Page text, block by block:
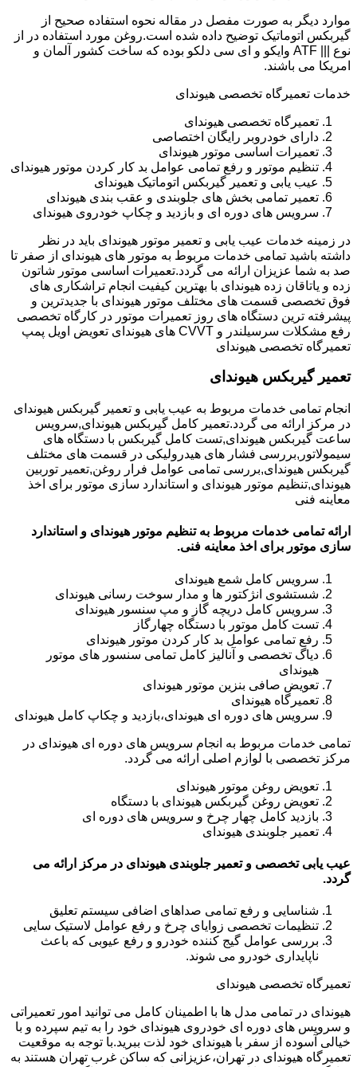
موارد دیگر به صورت مفصل در مقاله نحوه استفاده صحیح از
گیربکس اتوماتیک توضیح داده شده است.روغن مورد استفاده در از
نوع ||| ATF وایکو و ای سی دلکو بوده که ساخت کشور آلمان و
امریکا می باشند.
خدمات تعمیرگاه تخصصی هیوندای
تعمیرگاه تخصصی هیوندای
دارای خودروبر رایگان اختصاصی
تعمیرات اساسی موتور هیوندای
تنظیم موتور و رفع تمامی عوامل بد کار کردن موتور هیوندای
عیب یابی و تعمیر گیربکس اتوماتیک هیوندای
تعمیر تمامی بخش های جلوبندی و عقب بندی هیوندای
سرویس های دوره ای و بازدید و چکاپ خودروی هیوندای
در زمینه خدمات عیب یابی و تعمیر موتور هیوندای باید در نظر
داشته باشید تمامی خدمات مربوط به موتور های هیوندای از صفر تا
صد به شما عزیزان ارائه می گردد.تعمیرات اساسی موتور شاتون
زده و یاتاقان زده هیوندای با بهترین کیفیت انجام تراشکاری های
فوق تخصصی قسمت های مختلف موتور هیوندای با جدیدترین و
پیشرفته ترین دستگاه های روز تعمیرات موتور در کارگاه تخصصی
رفع مشکلات سرسیلندر و CVVT های هیوندای تعویض اویل پمپ
تعمیرگاه تخصصی هیوندای
تعمیر گیربکس هیوندای
انجام تمامی خدمات مربوط به عیب یابی و تعمیر گیربکس هیوندای
در مرکز ارائه می گردد.تعمیر کامل گیربکس هیوندای,سرویس
ساعت گیربکس هیوندای,تست کامل گیربکس با دستگاه های
سیمولاتور,بررسی فشار های هیدرولیکی در قسمت های مختلف
گیربکس هیوندای,بررسی تمامی عوامل فرار روغن,تعمیر توربین
هیوندای,تنظیم موتور هیوندای و استاندارد سازی موتور برای اخذ
معاینه فنی
ارائه تمامی خدمات مربوط به تنظیم موتور هیوندای و استاندارد
سازی موتور برای اخذ معاینه فنی.
سرویس کامل شمع هیوندای
شستشوی انژکتور ها و مدار سوخت رسانی هیوندای
سرویس کامل دریچه گاز و مپ سنسور هیوندای
تست کامل موتور با دستگاه چهارگاز
رفع تمامی عوامل بد کار کردن موتور هیوندای
دیاگ تخصصی و آنالیز کامل تمامی سنسور های موتور
هیوندای
تعویض صافی بنزین موتور هیوندای
تعمیرگاه هیوندای
سرویس های دوره ای هیوندای،بازدید و چکاپ کامل هیوندای
تمامی خدمات مربوط به انجام سرویس های دوره ای هیوندای در
مرکز تخصصی با لوازم اصلی ارائه می گردد.
تعویض روغن موتور هیوندای
تعویض روغن گیربکس هیوندای با دستگاه
بازدید کامل چهار چرخ و سرویس های دوره ای
تعمیر جلوبندی هیوندای
عیب یابی تخصصی و تعمیر جلوبندی هیوندای در مرکز ارائه می
گردد.
شناسایی و رفع تمامی صداهای اضافی سیستم تعلیق
تنظیمات تخصصی زوایای چرخ و رفع عوامل لاستیک سایی
بررسی عوامل گیج کننده خودرو و رفع عیوبی که باعث
ناپایداری خودرو می شوند.
تعمیرگاه تخصصی هیوندای
هیوندای در تمامی مدل ها با اطمینان کامل می توانید امور تعمیراتی
و سرویس های دوره ای خودروی هیوندای خود را به تیم سپرده و با
خیالی آسوده از سفر با هیوندای خود لذت ببرید.با توجه به موقعیت
تعمیرگاه هیوندای در تهران،عزیزانی که ساکن غرب تهران هستند به